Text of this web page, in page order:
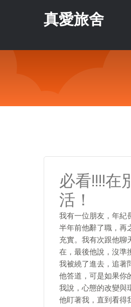
真愛旅舍
必看!!!!在
活！
我有一位朋友，年紀
半年前他辭了職，再
充實。我有次跟他聊
在，最後他說，沒準
我被繞了進去，追著
他答道，可是如果你
我說，心態的改變與
他盯著我，直到看得